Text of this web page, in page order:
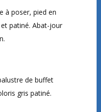
à poser, pied en
patiné. Abat-jour
de buffet
gris patiné.